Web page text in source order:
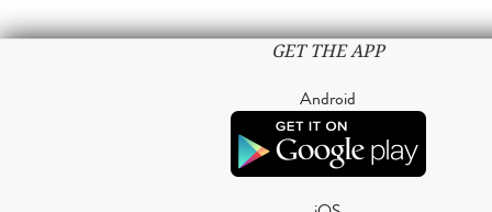
GET THE APP
Android